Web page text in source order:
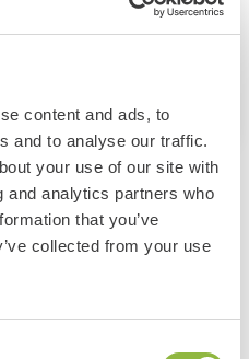
content and ads, to
and to analyse our traffic.
your use of our site with
and analytics partners who
that you’ve
collected from your use